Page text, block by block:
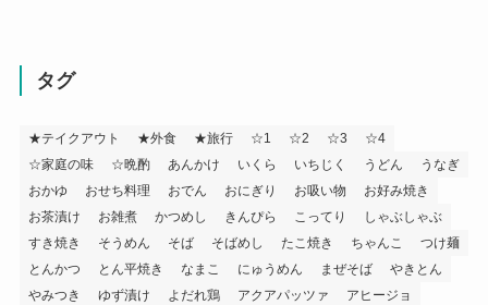
タグ
★テイクアウト ★外食 ★旅行 ☆1 ☆2 ☆3
☆4
☆家庭の味
☆晩酌 あんかけ いくら いちじく うどん
うなぎ
おかゆ
おせち料理 おでん おにぎり お吸い物
お好み焼き
お茶漬け
お雑煮 かつめし きんぴら こってり
しゃぶしゃぶ
すき焼き
そうめん そば そばめし たこ焼き ちゃんこ
つけ麺
とんかつ
とん平焼き なまこ にゅうめん まぜそば
やきとん
やみつき
ゆず漬け よだれ鶏 アクアパッツァ
アヒージョ